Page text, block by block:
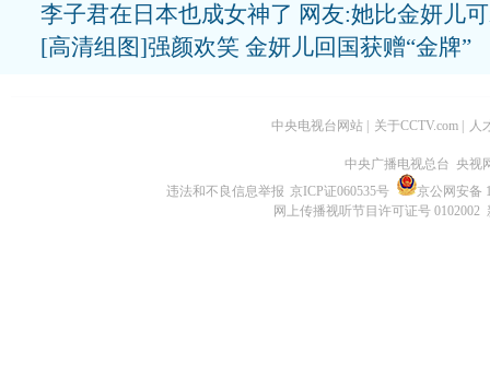
李子君在日本也成女神了 网友:她比金妍儿
[高清组图]强颜欢笑 金妍儿回国获赠“金牌”
中央电视台网站 关于CCTV.com 人
中央广播电视总台 央视
违法和不良信息举报 京ICP证060535号
京公网安备
网上传播视听节目许可证号 0102002